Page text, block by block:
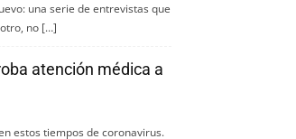
una serie de entrevistas que
no […]
atención médica a
estos tiempos de coronavirus.